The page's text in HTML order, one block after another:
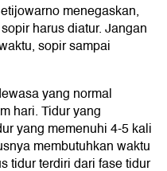
menegaskan,
harus diatur. Jangan
sopir sampai
yang normal
hari. Tidur yang
yang memenuhi 4-5 kali
membutuhkan waktu
tidur terdiri dari fase tidur